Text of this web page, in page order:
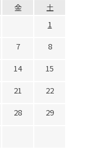
金
土
1
7
8
14
15
21
22
28
29